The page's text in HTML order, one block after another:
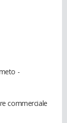
-
commerciale